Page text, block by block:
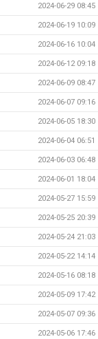
2024-06-29 08:45
2024-06-19 10:09
2024-06-16 10:04
2024-06-12 09:18
2024-06-09 08:47
2024-06-07 09:16
2024-06-05 18:30
2024-06-04 06:51
2024-06-03 06:48
2024-06-01 18:04
2024-05-27 15:59
2024-05-25 20:39
2024-05-24 21:03
2024-05-22 14:14
2024-05-16 08:18
2024-05-09 17:42
2024-05-07 09:36
2024-05-06 17:46